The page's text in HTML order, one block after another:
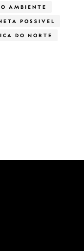
AMBIENTE
POSSIVEL
DO NORTE